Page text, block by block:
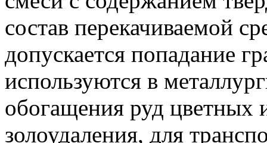
состав перекачиваемой
допускается попадание
используются в
обогащения руд цветных
золоудаления, для